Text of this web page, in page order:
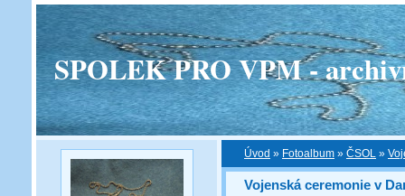
SPOLEK PRO VPM -
Úvod » Fotoalbum » ČSOL »
Vojenská ceremonie v